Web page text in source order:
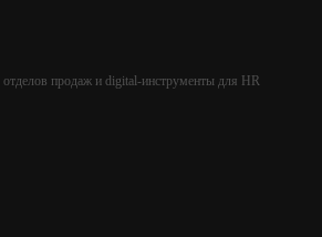
отделов продаж и digital-инструменты для HR